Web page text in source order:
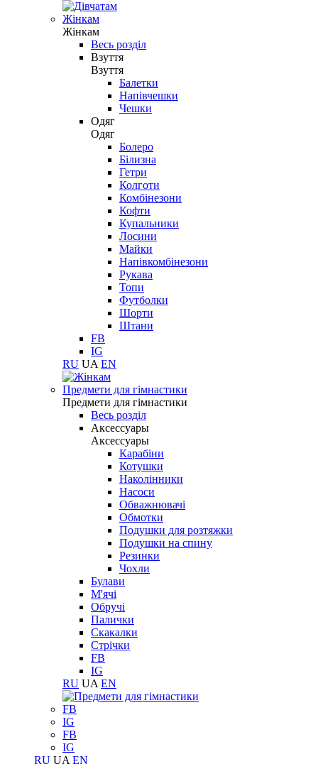
Жінкам
Жінкам
Весь розділ
Взуття
Взуття
Балетки
Напівчешки
Чешки
Одяг
Одяг
Болеро
Білизна
Гетри
Колготи
Комбінезони
Кофти
Купальники
Лосини
Майки
Напівкомбінезони
Рукава
Топи
Футболки
Шорти
Штани
FB
IG
RU UA EN
Предмети для гімнастики
Предмети для гімнастики
Весь розділ
Аксессуары
Аксессуары
Карабіни
Котушки
Наколінники
Насоси
Обважнювачі
Обмотки
Подушки для розтяжки
Подушки на спину
Резинки
Чохли
Булави
М'ячі
Обручі
Палички
Скакалки
Стрічки
FB
IG
RU UA EN
FB
IG
FB
IG
RU UA EN